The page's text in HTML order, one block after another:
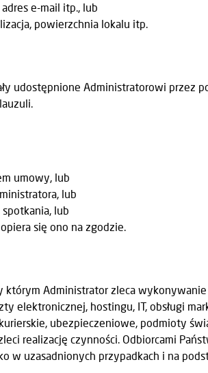
e-mail itp., lub
powierzchnia lokalu itp.
udostępnione Administratorowi przez
umowy, lub
lub
lub
się ono na zgodzie.
Administrator zleca
elektronicznej, hostingu, IT, obsługi
ubezpieczeniowe, podmioty
realizację czynności. Odbiorcami
w uzasadnionych przypadkach i na